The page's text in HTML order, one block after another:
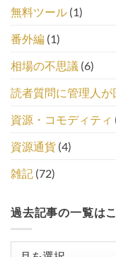
無料ツール (1)
番外編 (1)
相場の不思議 (6)
読者質問に管理人が
資源・コモディティ
資源通貨 (4)
雑記 (72)
過去記事の一覧は